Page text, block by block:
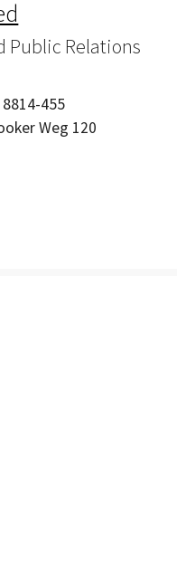
Public Relations
455
Weg 120